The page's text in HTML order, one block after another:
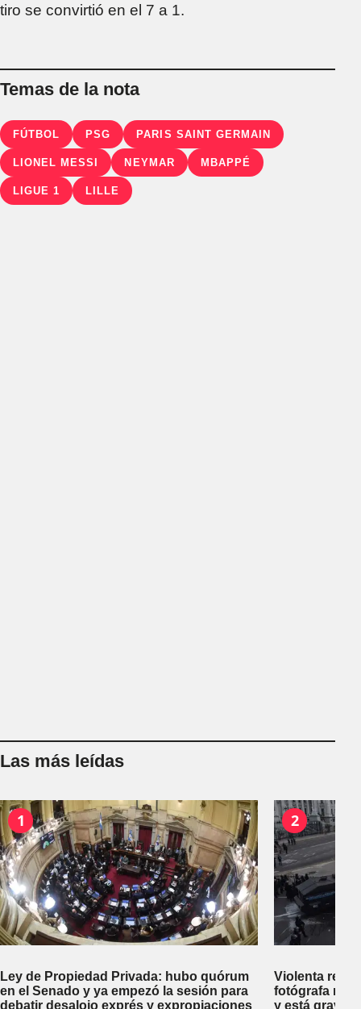
tiro se convirtió en el 7 a 1.
Temas de la nota
FÚTBOL PSG PARIS SAINT GERMAIN
LIONEL MESSI NEYMAR MBAPPÉ
LIGUE 1 LILLE
Las más leídas
1
Ley de Propiedad Privada: hubo quórum
en el Senado y ya empezó la sesión para
debatir desalojo exprés y expropiaciones
2
Violenta
fotógrafa
y está